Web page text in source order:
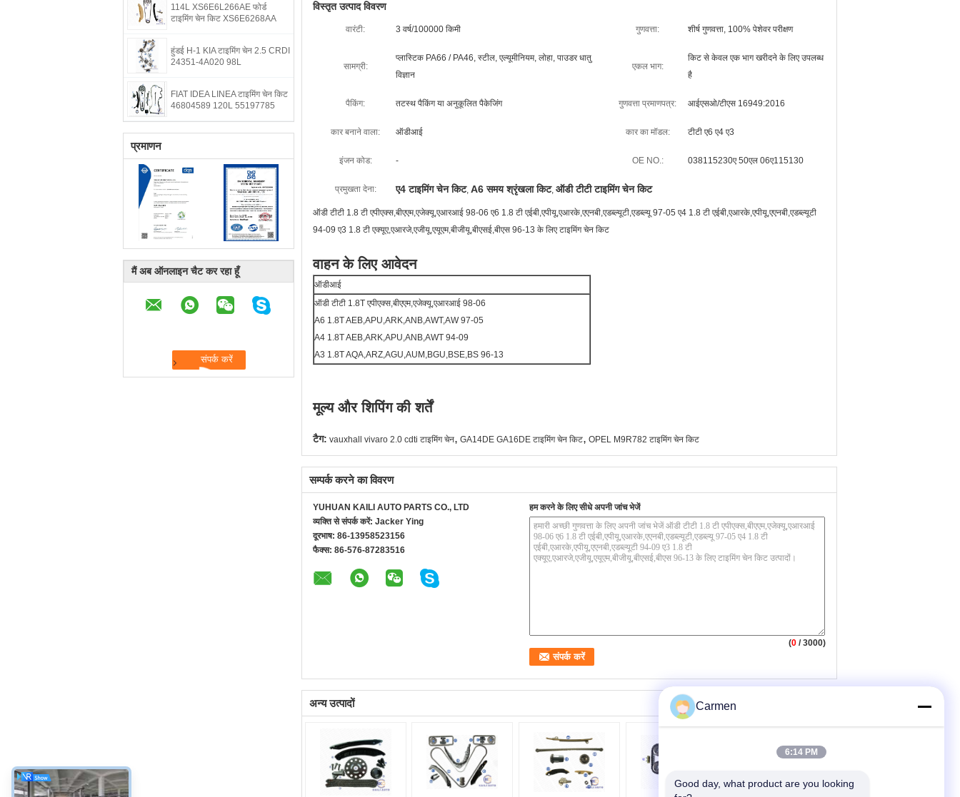
114L XS6E6L266AE फोर्ड
टाइमिंग चेन किट XS6E6268AA
हुंडई H-1 KIA टाइमिंग चेन 2.5 CRDI
24351-4A020 98L
FIAT IDEA LINEA टाइमिंग चेन किट
46804589 120L 55197785
प्रमाणन
मैं अब ऑनलाइन चैट कर रहा हूँ
विस्तृत उत्पाद विवरण
वारंटी: 3 वर्ष/100000 किमी गुणवत्ता: शीर्ष गुणवत्ता, 100% पेशेवर परीक्षण
सामग्री:
प्लास्टिक PA66 / PA46, स्टील, एल्यूमीनियम, लोहा, पाउडर धातु
विज्ञान
एकल भाग:
किट से केवल एक भाग खरीदने के लिए उपलब्ध
है
पैकिंग: तटस्थ पैकिंग या अनुकूलित पैकेजिंग गुणवत्ता प्रमाणपत्र: आईएसओ/टीएस 16949:2016
कार बनाने वाला: ऑडीआई कार का मॉडल: टीटी ए6 ए4 ए3
इंजन कोड: - OE NO.: 038115230ए 50एल 06ए115130
प्रमुखता देना: ए4 टाइमिंग चेन किट, A6 समय श्रृंखला किट, ऑडी टीटी टाइमिंग चेन किट
ऑडी टीटी 1.8 टी एपीएक्स,बीएएम,एजेक्यू,एआरआई 98-06 ए6 1.8 टी एईबी,एपीयू,एआरके,एएनबी,एडब्ल्यूटी,एडब्ल्यू 97-05 ए4 1.8 टी एईबी,एआरके,एपीयू,एएनबी,एडब्ल्यूटी
94-09 ए3 1.8 टी एक्यूए,एआरजे,एजीयू,एयूएम,बीजीयू,बीएसई,बीएस 96-13 के लिए टाइमिंग चेन किट
वाहन के लिए आवेदन
ऑडीआई
ऑडी टीटी 1.8T एपीएक्स,बीएएम,एजेक्यू,एआरआई 98-06
A6 1.8T AEB,APU,ARK,ANB,AWT,AW 97-05
A4 1.8T AEB,ARK,APU,ANB,AWT 94-09
A3 1.8T AQA,ARZ,AGU,AUM,BGU,BSE,BS 96-13
मूल्य और शिपिंग की शर्तें
टैग: vauxhall vivaro 2.0 cdti टाइमिंग चेन, GA14DE GA16DE टाइमिंग चेन किट, OPEL M9R782 टाइमिंग चेन किट
सम्पर्क करने का विवरण
YUHUAN KAILI AUTO PARTS CO., LTD
व्यक्ति से संपर्क करें: Jacker Ying
दूरभाष: 86-13958523156
फैक्स: 86-576-87283516
हम करने के लिए सीधे अपनी जांच भेजें
(0 / 3000)
अन्य उत्पादों Carmen
6:14 PM
Good day, what product are you looking